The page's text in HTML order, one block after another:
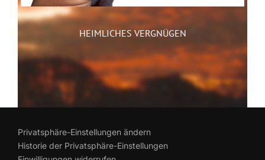
HEIMLICHES VERGNÜGEN
Privatsphäre-Einstellungen ändern
Historie der Privatsphäre-Einstellungen